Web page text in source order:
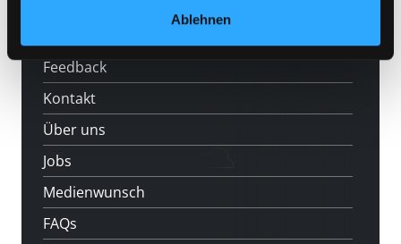
Ablehnen
Feedback
Kontakt
Über uns
Jobs
Medienwunsch
FAQs